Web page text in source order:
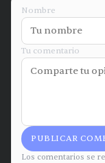
Nombre
Tu comentario
PUBLICAR
Los comentarios se